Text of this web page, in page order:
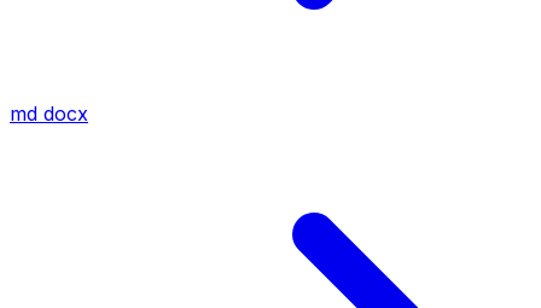
md docx